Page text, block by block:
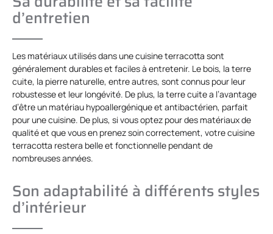
d’entretien
Les matériaux utilisés dans une cuisine terracotta sont
généralement durables et faciles à entretenir. Le bois, la terre
cuite, la pierre naturelle, entre autres, sont connus pour leur
robustesse et leur longévité. De plus, la terre cuite a l’avantage
d’être un matériau hypoallergénique et antibactérien, parfait
pour une cuisine. De plus, si vous optez pour des matériaux de
qualité et que vous en prenez soin correctement, votre cuisine
terracotta restera belle et fonctionnelle pendant de
nombreuses années.
Son adaptabilité à différents styles
d’intérieur